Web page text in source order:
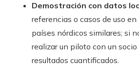
Demostración con datos
referencias o casos de uso
países nórdicos similares; si
realizar un piloto con un socio
resultados cuantificados.